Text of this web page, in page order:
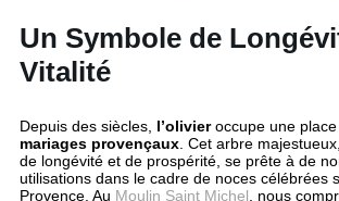
Un Symbole de
Vitalité
Depuis des siècles, l’olivieroccupe une
mariages provençaux . Cet arbre
de longévité et de prospérité, se prête à de
utilisations dans le cadre de noces célébrées
Provence. Au Moulin Saint Michel , nous